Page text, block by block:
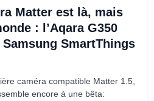
Matter est là, mais
: l’Aqara G350
SmartThings
caméra compatible Matter 1.5,
encore à une bêta: